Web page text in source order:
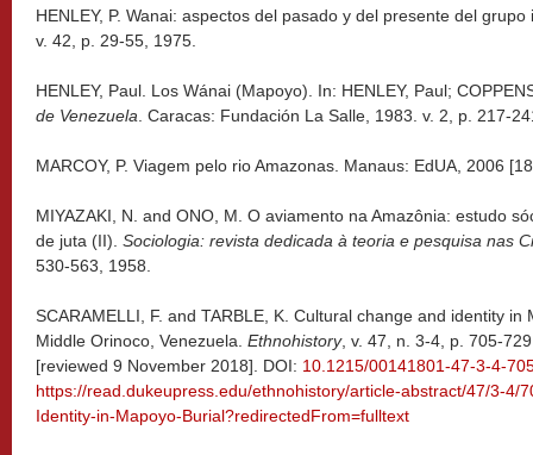
HENLEY, P. Wanai: aspectos del pasado y del presente del
v. 42, p. 29-55, 1975.
HENLEY, Paul. Los Wánai (Mapoyo). In: HENLEY, Paul;
de Venezuela . Caracas: Fundación La Salle, 1983. v. 2, p. 217-
MARCOY, P. Viagem pelo rio Amazonas. Manaus: EdUA, 2006
MIYAZAKI, N. and ONO, M. O aviamento na Amazônia: estudo
de juta (II). Sociologia: revista dedicada à teoria e pesquisa nas
530-563, 1958.
SCARAMELLI, F. and TARBLE, K. Cultural change and identity
Middle Orinoco, Venezuela. Ethnohistory, v. 47, n. 3-4, p. 705-
[reviewed 9 November 2018]. DOI: 10.1215/00141801-47-3-4-
https://read.dukeupress.edu/ethnohistory/article-abstract/47/3-4/
Identity-in-Mapoyo-Burial?redirectedFrom=fulltext